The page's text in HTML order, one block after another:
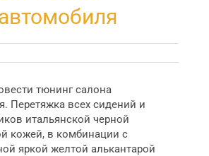
тюнинг салона
Перетяжка всех сидений и
итальянской черной
кожей, в комбинации с
яркой желтой алькантарой